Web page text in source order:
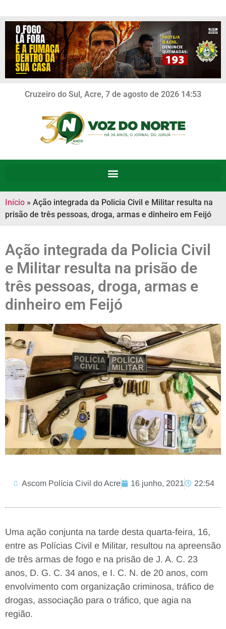
Cruzeiro do Sul, Acre, 7 de agosto de 2026 14:53
Início » Ação integrada da Policia Civil e Militar resulta na
prisão de três pessoas, droga, armas e dinheiro em Feijó
Ação integrada da Policia Civil
e Militar resulta na prisão de
três pessoas, droga, armas e
dinheiro em Feijó
Ascom Polícia Civil do Acre 16 junho, 2021 22:54
Uma ação conjunta na tarde desta quarta-feira, 16,
entre as Polícias Civil e Militar, resultou na apreensão
de três armas de fogo e na prisão de J. A. C. 23
anos, D. G. C. 34 anos, e I. C. N. de 20 anos, com
envolvimento com organização criminosa, tráfico de
drogas, associação para o tráfico, que agia na
região.